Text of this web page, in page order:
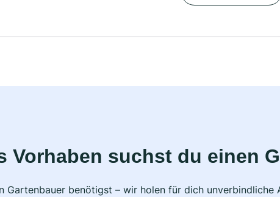
Vorhaben suchst du einen
Gartenbauer benötigst – wir holen für dich